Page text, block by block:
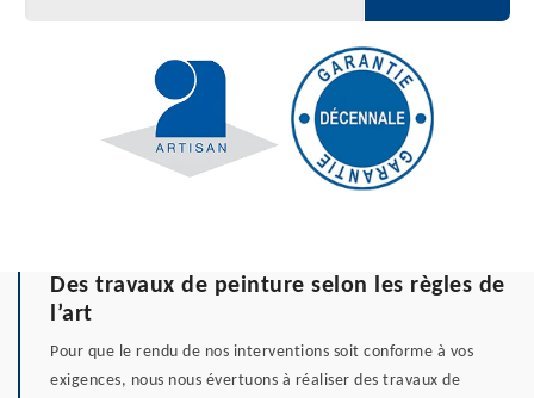
Des travaux de peinture selon les règles de
l’art
Pour que le rendu de nos interventions soit conforme à vos
exigences, nous nous évertuons à réaliser des travaux de